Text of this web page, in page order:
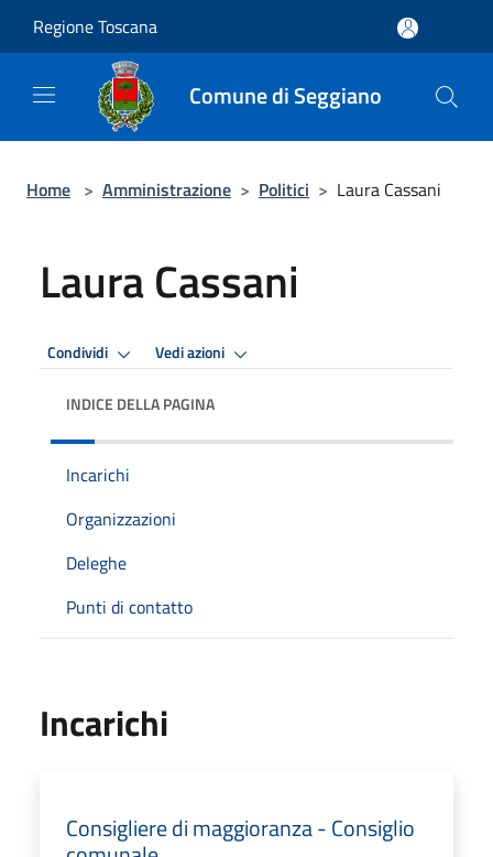
Regione Toscana
Comune di Seggiano
Home > Amministrazione > Politici > Laura Cassani
Laura Cassani
Condividi Vedi azioni
INDICE DELLA PAGINA
Incarichi
Organizzazioni
Deleghe
Punti di contatto
Incarichi
Consigliere di maggioranza - Consiglio